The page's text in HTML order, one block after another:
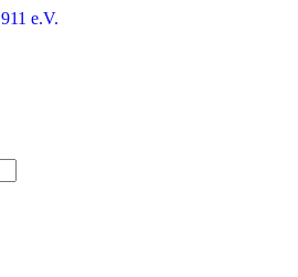
1911 e.V.